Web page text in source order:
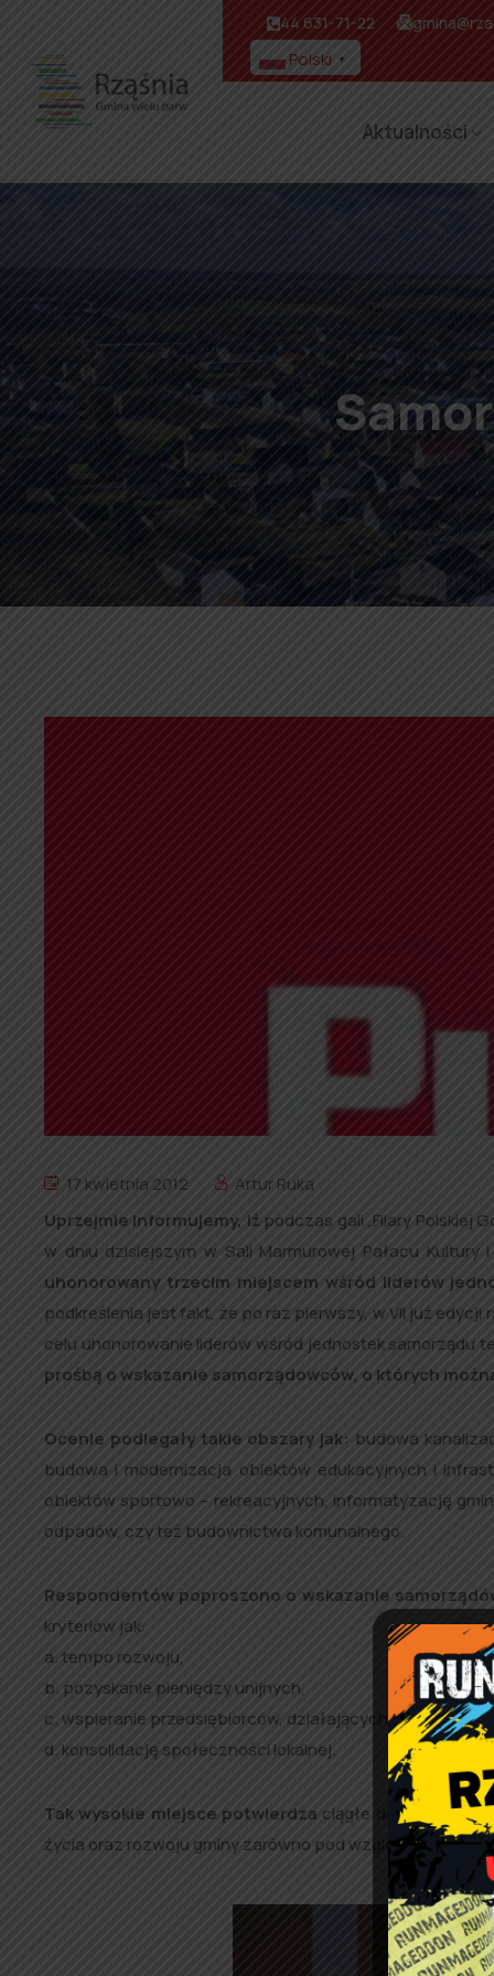
44 631-71-22
Polski ▼
Aktualności
17 kwietnia 2012
Artur Ruka
Uprzejmie informujemy, iż podczas gali „Filary Polskiej
w dniu dzisiejszym w Sali Marmurowej Pałacu Kultury
uhonorowany trzecim miejscem wśród liderów
podkreślenia jest fakt, że po raz pierwszy, w VII już
celu uhonorowanie liderów wśród jednostek samorządu
prośbą o wskazanie samorządowców, o których
Ocenie podlegały takie obszary jak: budowa
budowa i modernizacja obiektów edukacyjnych i
obiektów sportowo – rekreacyjnych, informatyzację
odpadów, czy też budownictwa komunalnego.
Respondentów poproszono o wskazanie
kryteriów jak:
a. tempo rozwoju,
b. pozyskanie pieniędzy unijnych,
c. wspieranie przedsiębiorców, działających na terenie
d. konsolidację społeczności lokalnej.
Tak wysokie miejsce potwierdza ciągłe dążenie
życia oraz rozwoju gminy zarówno pod względem